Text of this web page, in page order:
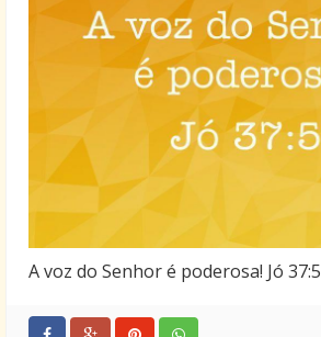
A voz do Senhor é poderosa! Jó 37:5